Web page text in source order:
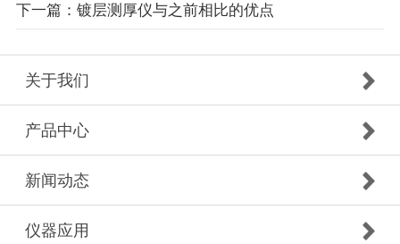
下一篇：镀层测厚仪与之前相比的优点
关于我们
产品中心
新闻动态
仪器应用